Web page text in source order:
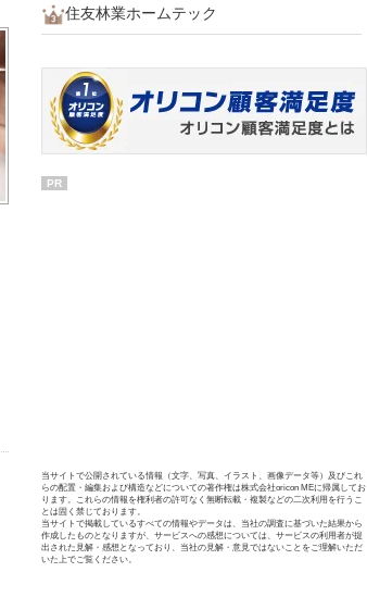
住友林業ホームテック
PR
当サイトで公開されている情報（文字、写真、イラスト、画像データ等）及びこれ
らの配置・編集および構造などについての著作権は株式会社oricon MEに帰属してお
ります。これらの情報を権利者の許可なく無断転載・複製などの二次利用を行うこ
とは固く禁じております。
当サイトで掲載しているすべての情報やデータは、当社の調査に基づいた結果から
作成したものとなりますが、サービスへの感想については、サービスの利用者が提
出された見解・感想となっており、当社の見解・意見ではないことをご理解いただ
いた上でご覧ください。